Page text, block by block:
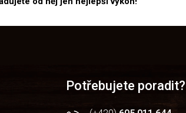
Potřebujete poradit?